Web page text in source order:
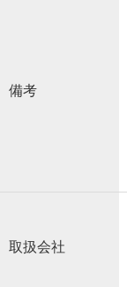
備考
取扱会社